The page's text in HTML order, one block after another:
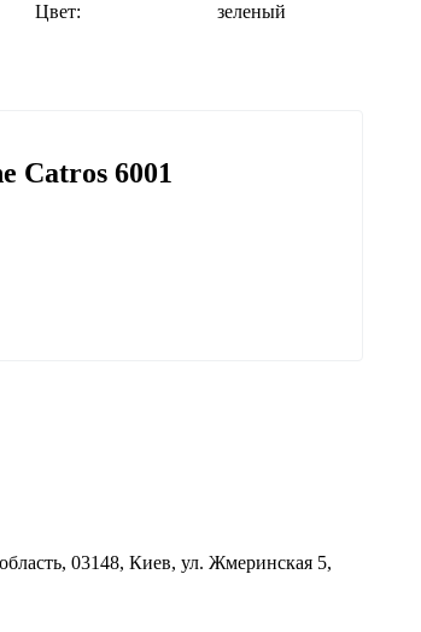
Цвет: зеленый
Catros 6001
03148, Киев, ул. Жмеринская 5,